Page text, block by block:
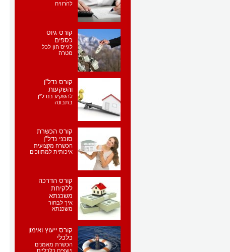
להרוויח
קורס גיוס
כספים
לגייס הון לכל
מטרה
קורס נדל''ן
והשקעות
להשקיע בנדל"ן
בתבונה
קורס הכשרת
סוכני נדל"ן
הכשרה מקצועית
איכותית למתווכים
קורס הדרכה
ללקיחת
משכנתא
איך לבחור
משכנתא
קורס ייעוץ ואימון
כלכלי
הכשרת מאמנים
ויועצים כלכליים